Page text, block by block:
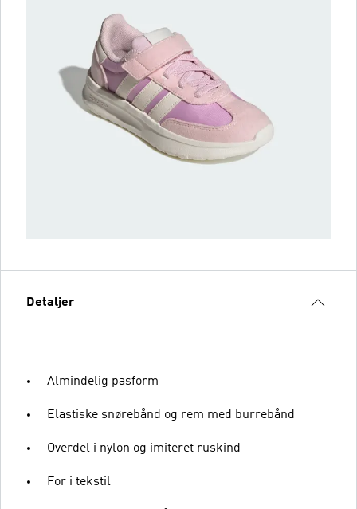
Detaljer
Almindelig pasform
Elastiske snørebånd og rem med burrebånd
Overdel i nylon og imiteret ruskind
For i tekstil